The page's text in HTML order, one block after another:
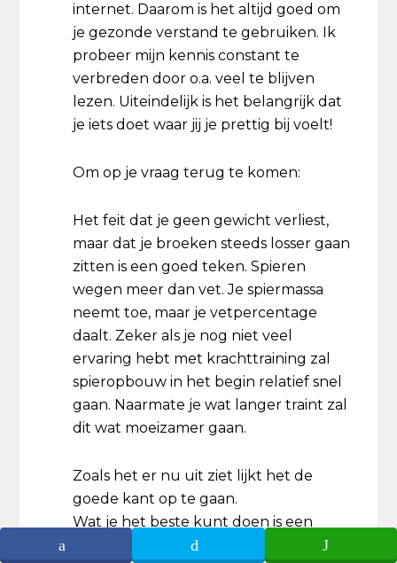
internet. Daarom is het altijd goed om
je gezonde verstand te gebruiken. Ik
probeer mijn kennis constant te
verbreden door o.a. veel te blijven
lezen. Uiteindelijk is het belangrijk dat
je iets doet waar jij je prettig bij voelt!
Om op je vraag terug te komen:
Het feit dat je geen gewicht verliest,
maar dat je broeken steeds losser gaan
zitten is een goed teken. Spieren
wegen meer dan vet. Je spiermassa
neemt toe, maar je vetpercentage
daalt. Zeker als je nog niet veel
ervaring hebt met krachttraining zal
spieropbouw in het begin relatief snel
gaan. Naarmate je wat langer traint zal
dit wat moeizamer gaan.
Zoals het er nu uit ziet lijkt het de
goede kant op te gaan.
Wat je het beste kunt doen is een
vetpercentage meting (met een